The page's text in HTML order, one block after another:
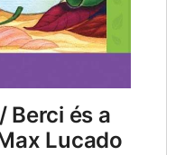
Berci és a
Lucado